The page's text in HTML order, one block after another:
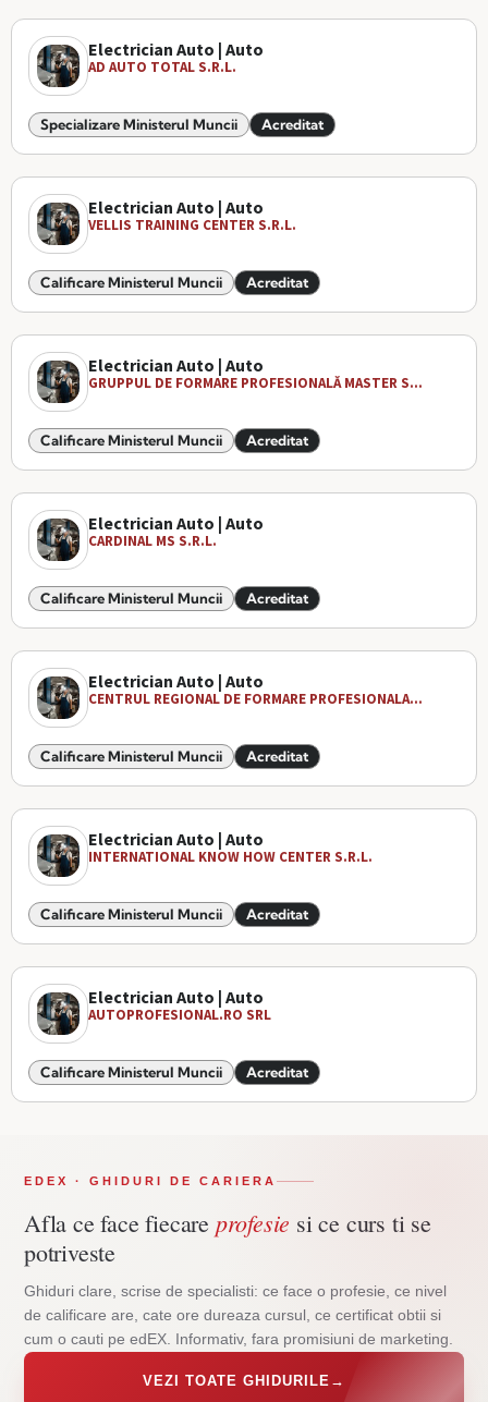
Electrician Auto | Auto
AD AUTO TOTAL S.R.L.
Specializare Ministerul Muncii Acreditat
Electrician Auto | Auto
VELLIS TRAINING CENTER S.R.L.
Calificare Ministerul Muncii Acreditat
Electrician Auto | Auto
GRUPPUL DE FORMARE PROFESIONALĂ MASTER S...
Calificare Ministerul Muncii Acreditat
Electrician Auto | Auto
CARDINAL MS S.R.L.
Calificare Ministerul Muncii Acreditat
Electrician Auto | Auto
CENTRUL REGIONAL DE FORMARE PROFESIONALA...
Calificare Ministerul Muncii Acreditat
Electrician Auto | Auto
INTERNATIONAL KNOW HOW CENTER S.R.L.
Calificare Ministerul Muncii Acreditat
Electrician Auto | Auto
AUTOPROFESIONAL.RO SRL
Calificare Ministerul Muncii Acreditat
EDEX · GHIDURI DE CARIERA
Afla ce face fiecare profesie si ce curs ti se
potriveste
Ghiduri clare, scrise de specialisti: ce face o profesie, ce nivel
de calificare are, cate ore dureaza cursul, ce certificat obtii si
cum o cauti pe edEX. Informativ, fara promisiuni de marketing.
VEZI TOATE GHIDURILE →